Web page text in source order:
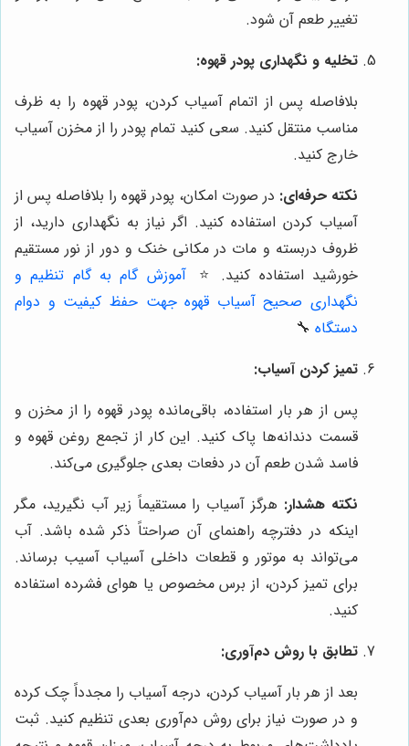
تغییر طعم آن شود.
تخلیه و نگهداری پودر قهوه:
بلافاصله پس از اتمام آسیاب کردن، پودر قهوه را به ظرف
مناسب منتقل کنید. سعی کنید تمام پودر را از مخزن آسیاب
خارج کنید.
نکته حرفه‌ای: در صورت امکان، پودر قهوه را بلافاصله پس از
آسیاب کردن استفاده کنید. اگر نیاز به نگهداری دارید، از
ظروف دربسته و مات در مکانی خنک و دور از نور مستقیم
خورشید استفاده کنید. ⭐️
آموزش گام به گام تنظیم و
نگهداری صحیح آسیاب قهوه جهت حفظ کیفیت و دوام
دستگاه 🔧
تمیز کردن آسیاب:
پس از هر بار استفاده، باقی‌مانده پودر قهوه را از مخزن و
قسمت دندانه‌ها پاک کنید. این کار از تجمع روغن قهوه و
فاسد شدن طعم آن در دفعات بعدی جلوگیری می‌کند.
نکته هشدار: هرگز آسیاب را مستقیماً زیر آب نگیرید، مگر
اینکه در دفترچه راهنمای آن صراحتاً ذکر شده باشد. آب
می‌تواند به موتور و قطعات داخلی آسیاب آسیب برساند.
برای تمیز کردن، از برس مخصوص یا هوای فشرده استفاده
کنید.
تطابق با روش دم‌آوری:
بعد از هر بار آسیاب کردن، درجه آسیاب را مجدداً چک کرده
و در صورت نیاز برای روش دم‌آوری بعدی تنظیم کنید. ثبت